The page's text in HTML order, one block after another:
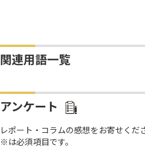
関連用語一覧
アンケート
レポート・コラムの感想をお寄せくだ
※は必須項目です。